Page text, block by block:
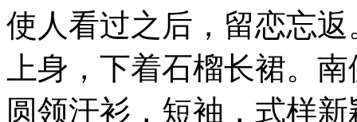
使人看过之后，留恋忘
上身，下着石榴长裙。
圆领汗衫，短袖，式样